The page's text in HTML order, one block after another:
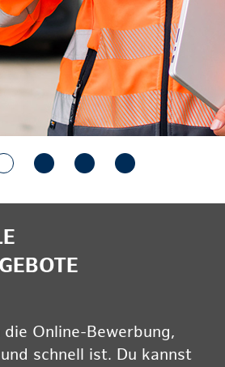
Online-Bewerbung,
schnell ist. Du kannst